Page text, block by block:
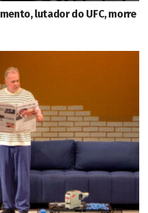
lutador do UFC, morre